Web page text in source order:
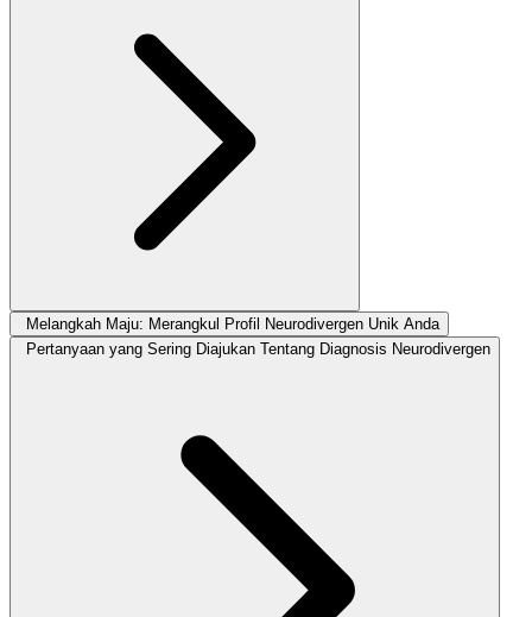
Melangkah Maju: Merangkul Profil Neurodivergen Unik Anda
Pertanyaan yang Sering Diajukan Tentang Diagnosis Neurodivergen